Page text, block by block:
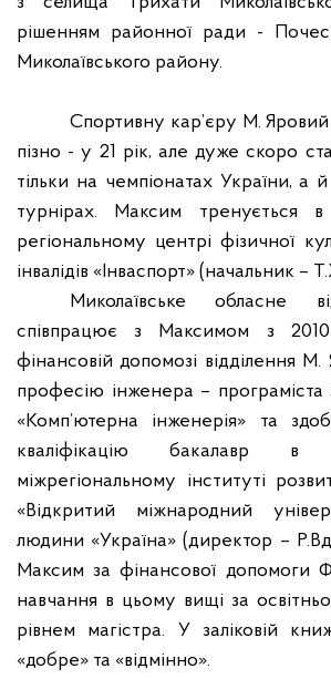
рішенням районної ради -
Миколаївського району.
Спортивну кар’єру М.
пізно - у 21 рік, але дуже скоро
тільки на чемпіонатах України, а
турнірах. Максим тренується в
регіональному центрі фізичної
інвалідів «Інваспорт» (начальник –
Миколаївське обласне
співпрацює з Максимом з
фінансовій допомозі відділення
професію інженера – програміста
«Комп’ютерна інженерія» та
кваліфікацію бакалавр в
міжрегіональному інституті
«Відкритий міжнародний
людини «Україна» (директор –
Максим за фінансової допомоги
навчання в цьому вищі за
рівнем магістра. У заліковій
«добре» та «відмінно».